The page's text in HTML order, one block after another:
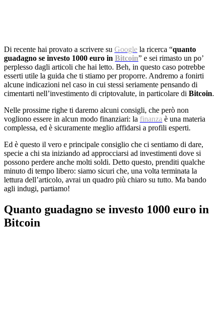
Di recente hai provato a scrivere su Google la ricerca “quanto
guadagno se investo 1000 euro in Bitcoin” e sei rimasto un po’
perplesso dagli articoli che hai letto. Beh, in questo caso potrebbe
esserti utile la guida che ti stiamo per proporre. Andremo a fonirti
alcune indicazioni nel caso in cui stessi seriamente pensando di
cimentarti nell’investimento di criptovalute, in particolare di Bitcoin.
Nelle prossime righe ti daremo alcuni consigli, che però non
vogliono essere in alcun modo finanziari: la finanza è una materia
complessa, ed è sicuramente meglio affidarsi a profili esperti.
Ed è questo il vero e principale consiglio che ci sentiamo di dare,
specie a chi sta iniziando ad approcciarsi ad investimenti dove si
possono perdere anche molti soldi. Detto questo, prenditi qualche
minuto di tempo libero: siamo sicuri che, una volta terminata la
lettura dell’articolo, avrai un quadro più chiaro su tutto. Ma bando
agli indugi, partiamo!
Quanto guadagno se investo 1000 euro in
Bitcoin